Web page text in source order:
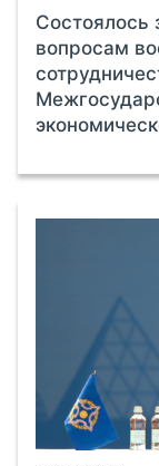
Состоялось
вопросам